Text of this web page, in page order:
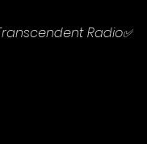
Radio✅